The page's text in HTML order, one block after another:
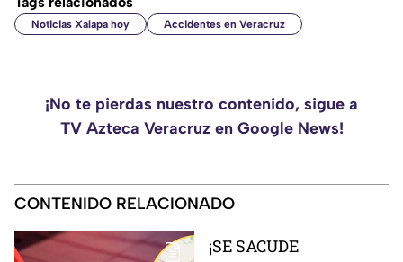
Noticias Xalapa hoy Accidentes en Veracruz
¡No te pierdas nuestro contenido, sigue a
TV Azteca Veracruz en Google News!
CONTENIDO RELACIONADO
¡SE SACUDE